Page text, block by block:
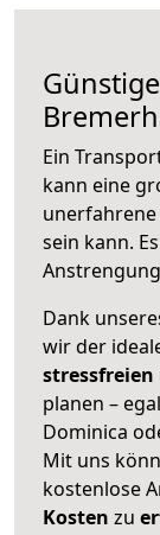
Ein
kann eine
sein kann.
Dank
wir der
stressfreien
planen –
Dominica
Mit uns
kostenlose
Kosten zu